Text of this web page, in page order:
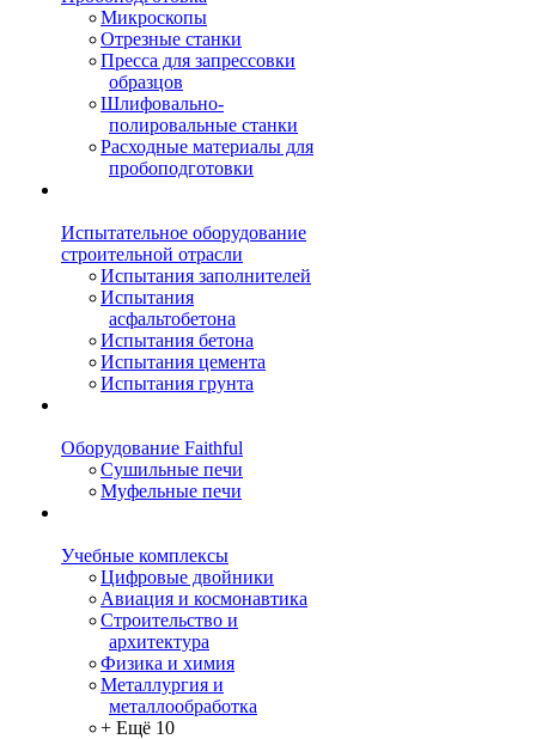
Микроскопы
Отрезные станки
Пресса для запрессовки
образцов
Шлифовально-
полировальные станки
Расходные материалы для
пробоподготовки
Испытательное оборудование
строительной отрасли
Испытания заполнителей
Испытания
асфальтобетона
Испытания бетона
Испытания цемента
Испытания грунта
Оборудование Faithful
Сушильные печи
Муфельные печи
Учебные комплексы
Цифровые двойники
Авиация и космонавтика
Строительство и
архитектура
Физика и химия
Металлургия и
металлообработка
+ Ещё 10